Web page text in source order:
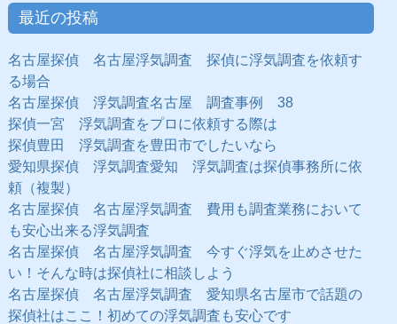
最近の投稿
名古屋探偵 名古屋浮気調査 探偵に浮気調査を依頼す
る場合
名古屋探偵 浮気調査名古屋 調査事例 38
探偵一宮 浮気調査をプロに依頼する際は
探偵豊田 浮気調査を豊田市でしたいなら
愛知県探偵 浮気調査愛知 浮気調査は探偵事務所に依
頼（複製）
名古屋探偵 名古屋浮気調査 費用も調査業務において
も安心出来る浮気調査
名古屋探偵 名古屋浮気調査 今すぐ浮気を止めさせた
い！そんな時は探偵社に相談しよう
名古屋探偵 名古屋浮気調査 愛知県名古屋市で話題の
探偵社はここ！初めての浮気調査も安心です